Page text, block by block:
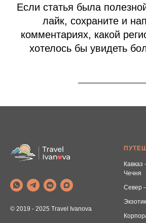
Если статья была
лайк, сохраните и
комментариях, какой
хотелось бы увидеть
© 2019 - 2025 Travel Ivanova
Чечня
Север